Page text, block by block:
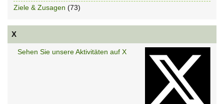
Ziele & Zusagen (73)
X
Sehen Sie unsere Aktivitäten auf X